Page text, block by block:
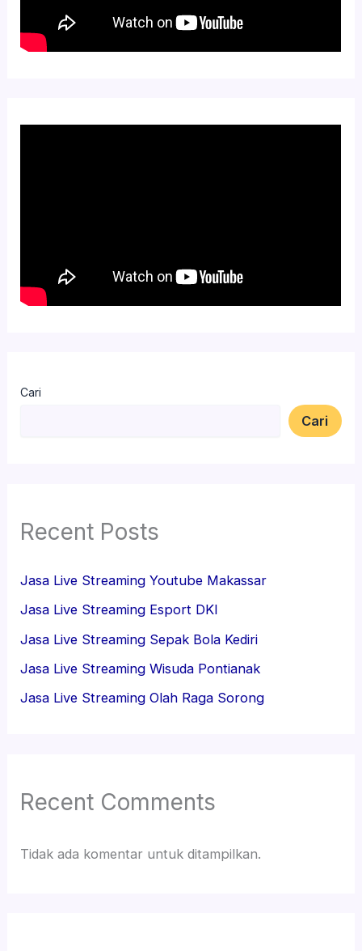
Cari
Cari
Recent Posts
Jasa Live Streaming Youtube Makassar
Jasa Live Streaming Esport DKI
Jasa Live Streaming Sepak Bola Kediri
Jasa Live Streaming Wisuda Pontianak
Jasa Live Streaming Olah Raga Sorong
Recent Comments
Tidak ada komentar untuk ditampilkan.